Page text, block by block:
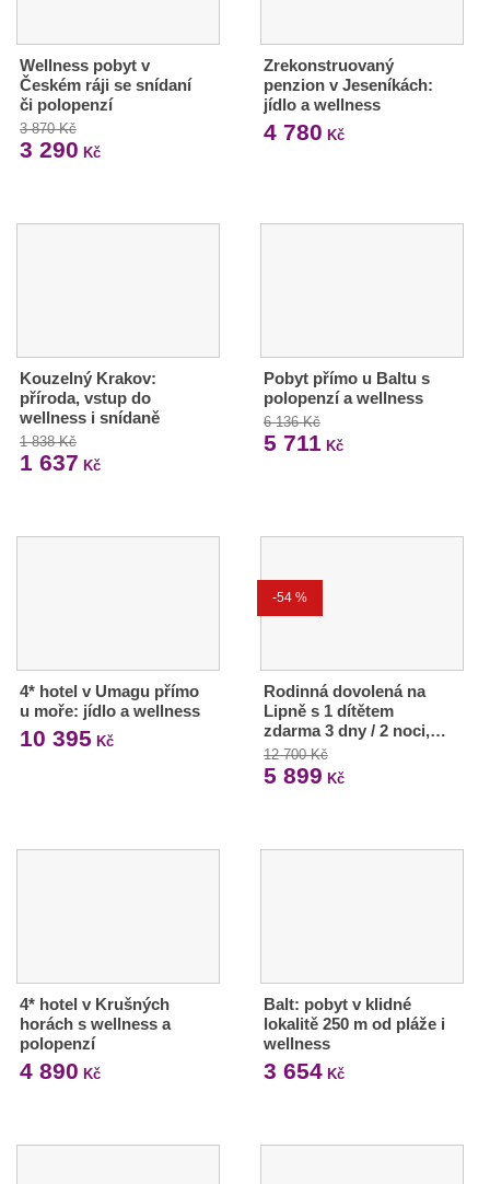
Wellness pobyt v
Českém ráji se snídaní
či polopenzí
3 870 Kč
3 290 Kč
Zrekonstruovaný
penzion v Jeseníkách:
jídlo a wellness
4 780 Kč
Kouzelný Krakov:
příroda, vstup do
wellness i snídaně
1 838 Kč
1 637 Kč
Pobyt přímo u Baltu s
polopenzí a wellness
6 136 Kč
5 711 Kč
4* hotel v Umagu přímo
u moře: jídlo a wellness
10 395 Kč
-54 %
Rodinná dovolená na
Lipně s 1 dítětem
zdarma 3 dny / 2 noci,…
12 700 Kč
5 899 Kč
4* hotel v Krušných
horách s wellness a
polopenzí
4 890 Kč
Balt: pobyt v klidné
lokalitě 250 m od pláže i
wellness
3 654Kč